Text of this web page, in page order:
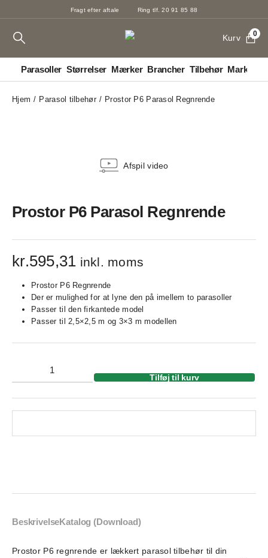
Fragt efter aftale Ring tlf. 20 91 85 88
Kurv 0
Parasoller Størrelser Mærker Brancher Tilbehør Markiser
Hjem Parasol tilbehør Prostor P6 Parasol Regnrende
Afspil video
Prostor P6 Parasol Regnrende
kr.595,31 inkl. moms
Prostor P6 Regnrende
Der er mulighed for at lyne den på imellem to parasoller
Passer til den firkantede model
Passer til 2,5×2,5 m og 3×3 m modellen
Tilføj til kurv
BeskrivelseKatalog (Download)
Prostor P6 regnrende er lækkert parasol tilbehør til din